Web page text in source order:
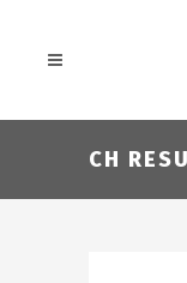
CH